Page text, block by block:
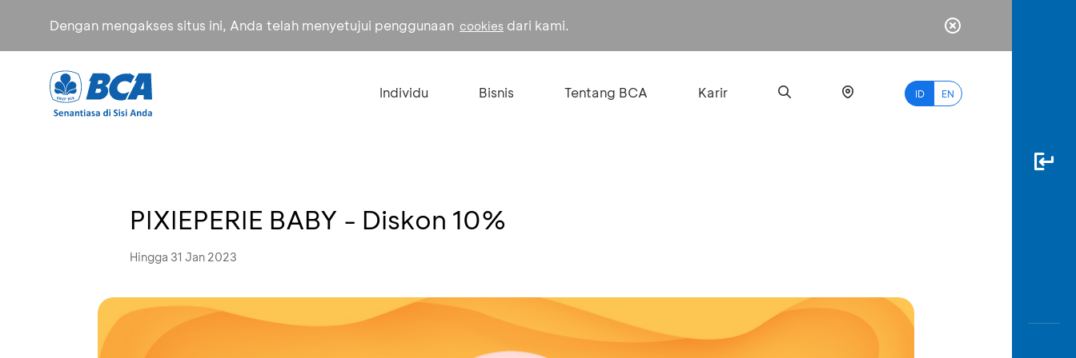
Dengan mengakses situs ini, Anda telah menyetujui penggunaan cookies dari kami.
Individu Bisnis Tentang BCA Karir ID EN
PIXIEPERIE BABY - Diskon 10%
Hingga 31 Jan 2023